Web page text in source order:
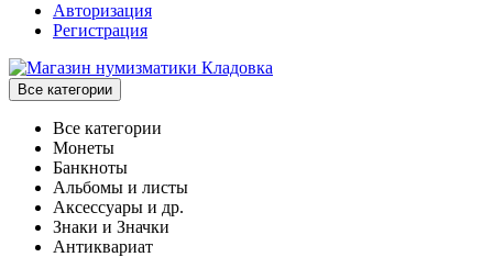
Авторизация
Регистрация
Все категории
Все категории
Монеты
Банкноты
Альбомы и листы
Аксессуары и др.
Знаки и Значки
Антиквариат